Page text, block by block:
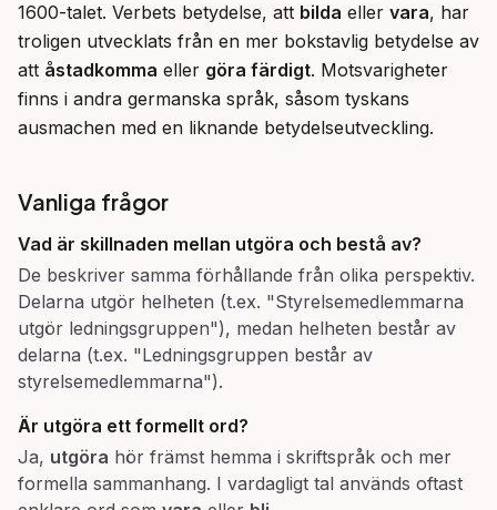
1600-talet. Verbets betydelse, att bilda eller vara, har
troligen utvecklats från en mer bokstavlig betydelse av
att åstadkomma eller göra färdigt. Motsvarigheter
finns i andra germanska språk, såsom tyskans
ausmachen med en liknande betydelseutveckling.
Vanliga frågor
Vad är skillnaden mellan utgöra och bestå av?
De beskriver samma förhållande från olika perspektiv.
Delarna utgör helheten (t.ex. "Styrelsemedlemmarna
utgör ledningsgruppen"), medan helheten består av
delarna (t.ex. "Ledningsgruppen består av
styrelsemedlemmarna").
Är utgöra ett formellt ord?
Ja, utgöra hör främst hemma i skriftspråk och mer
formella sammanhang. I vardagligt tal används oftast